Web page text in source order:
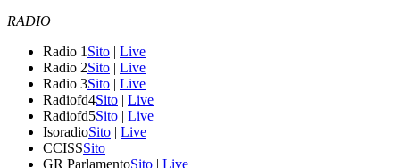
RADIO
Radio 1 Sito | Live
Radio 2Sito | Live
Radio 3Sito | Live
Radiofd4Sito | Live
Radiofd5Sito | Live
IsoradioSito | Live
CCISSSito
GR ParlamentoSito | Live